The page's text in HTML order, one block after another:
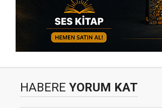
HABERE YORUM KAT